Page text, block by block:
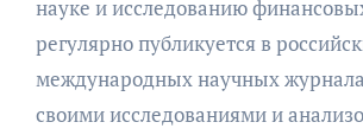
науке и исследованию
регулярно публикуется в
международных научных
своими исследованиями и